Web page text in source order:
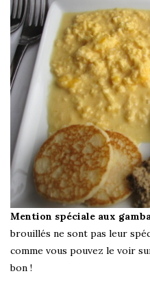
Mention spéciale aux
brouillés ne sont pas leur
comme vous pouvez le voir
bon !